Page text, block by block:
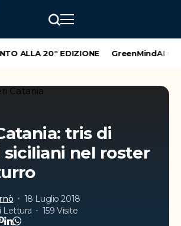
ALLA 20° EDIZIONE GreenMindAI
tris di
siciliani nel roster
18 Luglio 2018
Lettura
159 Visite